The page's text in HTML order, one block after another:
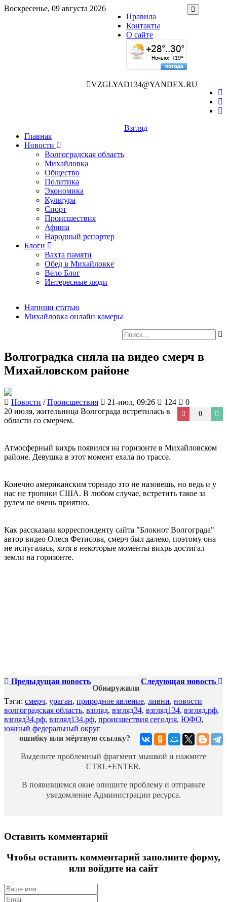
Воскресенье, 09 августа 2026
Правила
Контакты
О сайте
VZGLYAD134@YANDEX.RU
Главная
Новости
Волгоградская область
Михайловка
Общество
Политика
Экономика
Культура
Спорт
Происшествия
Афиша
Народный репортер
Блоги
Вахта памяти
Обед в Михайловке
Вело Блог
Интересные люди
Взгляд
Напиши статью
Михайловка онлайн камеры
Волгоградка сняла на видео смерч в
Михайловском районе
Новости /Происшествия 21-июл, 09:26 124 0
0
20 июля, жительница Волгограда встретилась в
области со смерчем.
Атмосферный вихрь появился на горизонте в Михайловском
районе. Девушка в этот момент ехала по трассе.
Конечно американским торнадо это не назовешь, но ведь и у
нас не тропики США. В любом случае, встретить такое за
рулем не очень приятно.
Как рассказала корреспонденту сайта "Блокнот Волгограда"
автор видео Олеся Фетисова, смерч был далеко, поэтому она
не испугалась, хотя в некоторые моменты вихрь достигал
земли на горизонте.
Предыдущая новость Следующая новость
Тэги: смерч, ураган, природное явление, ливни, новости
волгоградская область, взгляд, взгляд34, взгляд134, взгляд.рф,
взгляд34.рф, взгляд134.рф, происшествия сегодня, ЮФО,
южный федеральный округ
Обнаружили
ошибку или мёртвую ссылку?
Выделите проблемный фрагмент мышкой и нажмите
CTRL+ENTER.
В появившемся окне опишите проблему и отправьте
уведомление Администрации ресурса.
Оставить комментарий
Чтобы оставить комментарий заполните форму,
или войдите на сайт